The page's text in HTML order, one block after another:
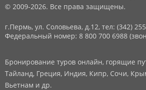
© 2009-2026. Все права защищены.
г.Пермь, ул. Соловьева, д.12, тел: (342)
Федеральный номер: 8 800 700 6988
Бронирование туров онлайн, горящие
Тайланд, Греция, Индия, Кипр, Сочи,
Вьетнам и др.